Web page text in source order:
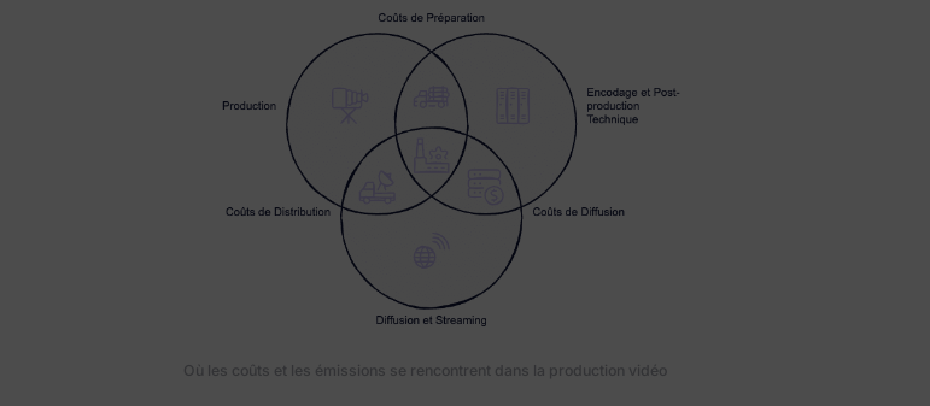
Où les coûts et les émissions se rencontrent dans la production vidéo